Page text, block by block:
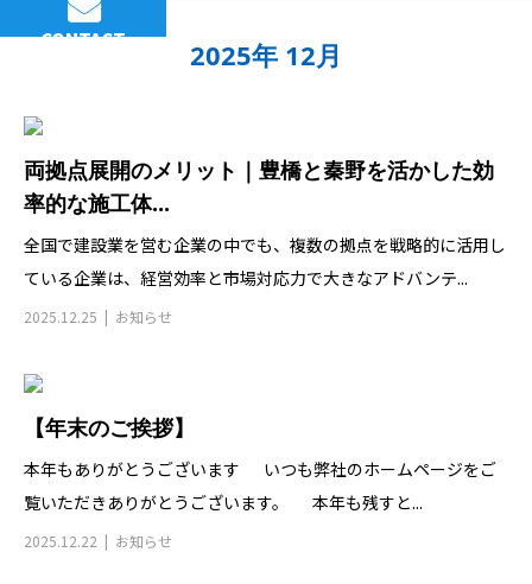
CONTACT 2025年 12月
両拠点展開のメリット｜豊橋と秦野を活かした効
率的な施工体...
全国で建設業を営む企業の中でも、複数の拠点を戦略的に活用し
ている企業は、経営効率と市場対応力で大きなアドバンテ...
2025.12.25 お知らせ
【年末のご挨拶】
本年もありがとうございます いつも弊社のホームページをご
覧いただきありがとうございます。 本年も残すと...
2025.12.22 お知らせ